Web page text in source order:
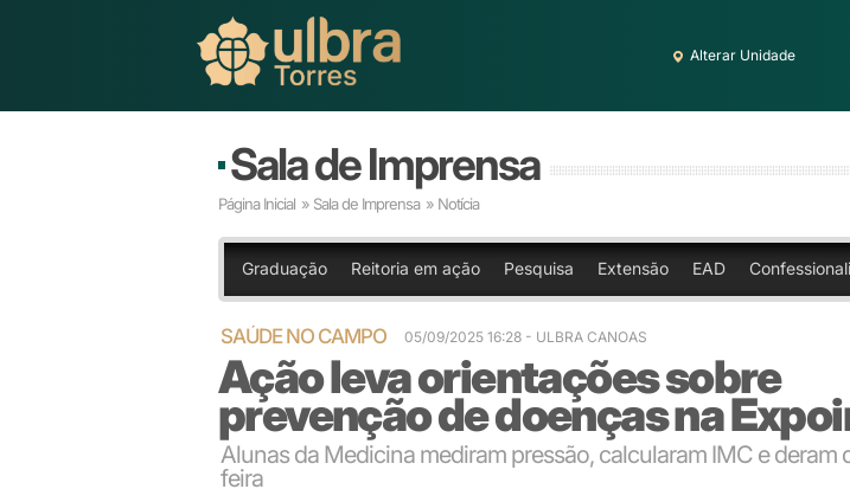
Alterar Unidade
Sala de Imprensa
Página Inicial » Sala de Imprensa » Notícia
Graduação Reitoria em ação Pesquisa Extensão EAD
SAÚDE NO CAMPO 05/09/2025 16:28 - ULBRA CANOAS
Ação leva orientações sobre
prevenção de doenças na
Alunas da Medicina mediram pressão, calcularam IMC e deram
feira